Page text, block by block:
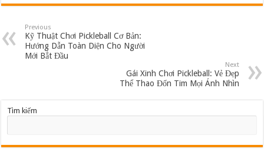
Previous
Kỹ Thuật Chơi Pickleball Cơ Bản:
Hướng Dẫn Toàn Diện Cho Người
Mới Bắt Đầu
Next
Gái Xinh Chơi Pickleball: Vẻ Đẹp
Thể Thao Đốn Tim Mọi Ánh Nhìn
Tìm kiếm